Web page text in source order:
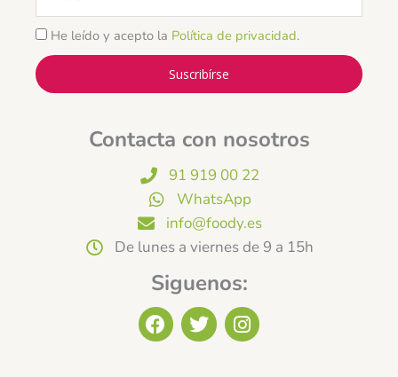
He leído y acepto la Política de privacidad.
Suscribírse
Contacta con nosotros
91 919 00 22
WhatsApp
info@foody.es
De lunes a viernes de 9 a 15h
Siguenos:
F
a
T
w
I
n